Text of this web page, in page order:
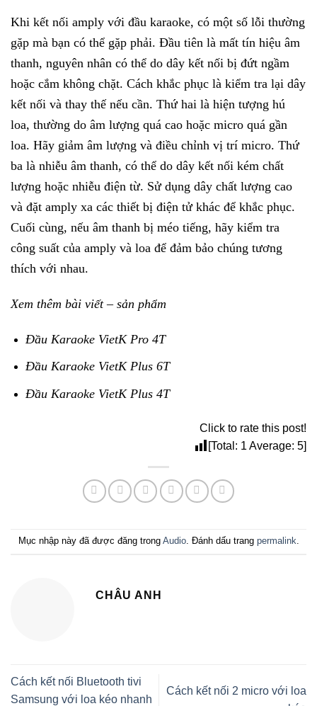
Khi kết nối amply với đầu karaoke, có một số lỗi thường
gặp mà bạn có thể gặp phải. Đầu tiên là mất tín hiệu âm
thanh, nguyên nhân có thể do dây kết nối bị đứt ngầm
hoặc cắm không chặt. Cách khắc phục là kiểm tra lại dây
kết nối và thay thế nếu cần. Thứ hai là hiện tượng hú
loa, thường do âm lượng quá cao hoặc micro quá gần
loa. Hãy giảm âm lượng và điều chỉnh vị trí micro. Thứ
ba là nhiễu âm thanh, có thể do dây kết nối kém chất
lượng hoặc nhiễu điện từ. Sử dụng dây chất lượng cao
và đặt amply xa các thiết bị điện tử khác để khắc phục.
Cuối cùng, nếu âm thanh bị méo tiếng, hãy kiểm tra
công suất của amply và loa để đảm bảo chúng tương
thích với nhau.
Xem thêm bài viết – sản phẩm
Đầu Karaoke VietK Pro 4T
Đầu Karaoke VietK Plus 6T
Đầu Karaoke VietK Plus 4T
Click to rate this post!
[Total: 1 Average: 5]
Mục nhập này đã được đăng trong Audio. Đánh dấu trang permalink.
CHÂU ANH
Cách kết nối Bluetooth tivi
Samsung với loa kéo nhanh
Cách kết nối 2 micro với loa